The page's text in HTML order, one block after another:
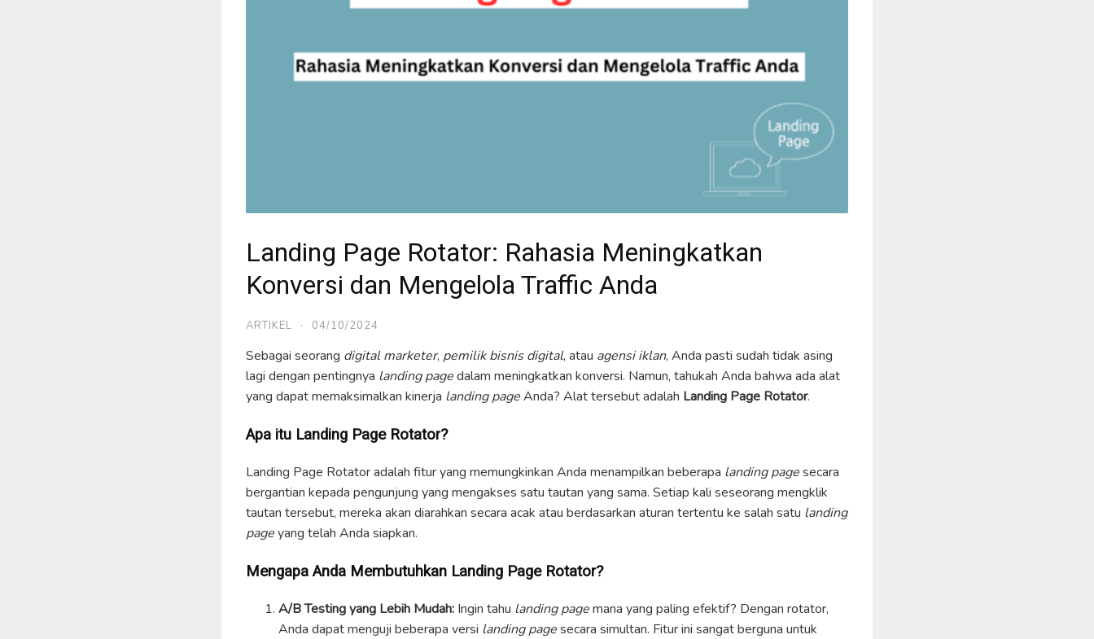
Landing Page Rotator: Rahasia Meningkatkan
Konversi dan Mengelola Traffic Anda
ARTIKEL · 04/10/2024
Sebagai seorang digital marketer, pemilik bisnis digital, atau agensi iklan, Anda pasti sudah tidak asing
lagi dengan pentingnya landing pagedalam meningkatkan konversi. Namun, tahukah Anda bahwa ada alat
yang dapat memaksimalkan kinerja landing pageAnda? Alat tersebut adalah Landing Page Rotator.
Apa itu Landing Page Rotator?
Landing Page Rotator adalah fitur yang memungkinkan Anda menampilkan beberapa landing pagesecara
bergantian kepada pengunjung yang mengakses satu tautan yang sama. Setiap kali seseorang mengklik
tautan tersebut, mereka akan diarahkan secara acak atau berdasarkan aturan tertentu ke salah satu landing
pageyang telah Anda siapkan.
Mengapa Anda Membutuhkan Landing Page Rotator?
A/B Testing yang Lebih Mudah: Ingin tahu landing pagemana yang paling efektif? Dengan rotator,
Anda dapat menguji beberapa versi landing pagesecara simultan. Fitur ini sangat berguna untuk